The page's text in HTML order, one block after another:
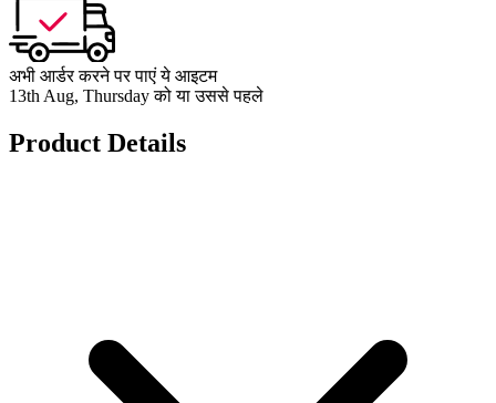
अभी आर्डर करने पर पाएं ये आइटम
13th Aug, Thursday को या उससे पहले
Product Details